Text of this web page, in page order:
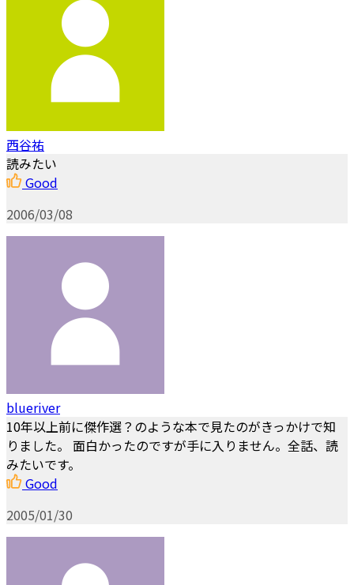
西谷祐
読みたい
Good
2006/03/08
blueriver
10年以上前に傑作選？のような本で見たのがきっかけで知
りました。 面白かったのですが手に入りません。全話、読
みたいです。
Good
2005/01/30